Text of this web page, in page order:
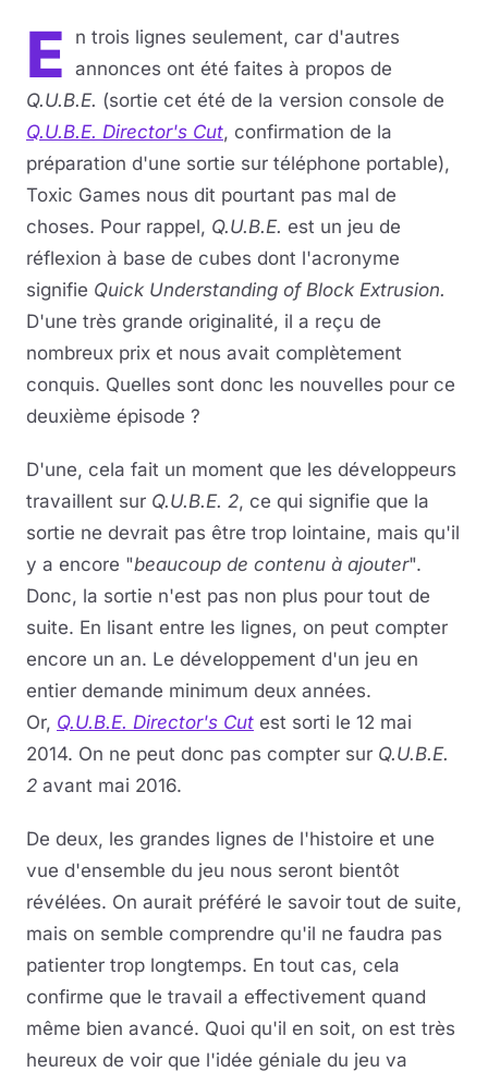
E
n trois lignes seulement, car d'autres
annonces ont été faites à propos de
Q.U.B.E. (sortie cet été de la version console de
Q.U.B.E. Director's Cut, confirmation de la
préparation d'une sortie sur téléphone portable),
Toxic Games nous dit pourtant pas mal de
choses. Pour rappel, Q.U.B.E. est un jeu de
réflexion à base de cubes dont l'acronyme
signifie Quick Understanding of Block Extrusion.
D'une très grande originalité, il a reçu de
nombreux prix et nous avait complètement
conquis. Quelles sont donc les nouvelles pour ce
deuxième épisode ?
D'une, cela fait un moment que les développeurs
travaillent sur Q.U.B.E. 2, ce qui signifie que la
sortie ne devrait pas être trop lointaine, mais qu'il
y a encore "beaucoup de contenu à ajouter".
Donc, la sortie n'est pas non plus pour tout de
suite. En lisant entre les lignes, on peut compter
encore un an. Le développement d'un jeu en
entier demande minimum deux années.
Or, Q.U.B.E. Director's Cut est sorti le 12 mai
2014. On ne peut donc pas compter sur Q.U.B.E.
2 avant mai 2016.
De deux, les grandes lignes de l'histoire et une
vue d'ensemble du jeu nous seront bientôt
révélées. On aurait préféré le savoir tout de suite,
mais on semble comprendre qu'il ne faudra pas
patienter trop longtemps. En tout cas, cela
confirme que le travail a effectivement quand
même bien avancé. Quoi qu'il en soit, on est très
heureux de voir que l'idée géniale du jeu va